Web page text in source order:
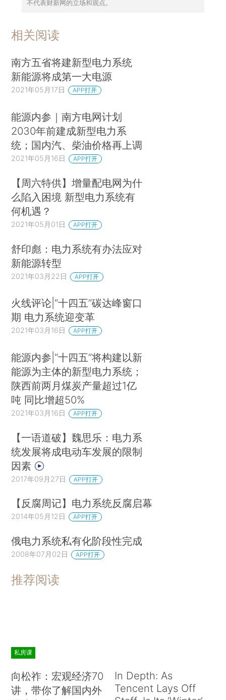
不代表财新网的立场和观点。
相关阅读
南方五省将建新型电力系统
新能源将成第一大电源
2021年05月17日 APP打开
能源内参｜南方电网计划
2030年前建成新型电力系
统；国内汽、柴油价格再上调
2021年05月16日 APP打开
【周六特供】增量配电网为什
么陷入困境 新型电力系统有
何机遇？
2021年05月01日 APP打开
舒印彪：电力系统有办法应对
新能源转型
2021年03月22日 APP打开
火线评论|“十四五”碳达峰窗口
期 电力系统迎变革
2021年03月16日 APP打开
能源内参|“十四五”将构建以新
能源为主体的新型电力系统；
陕西前两月煤炭产量超过1亿
吨 同比增超50%
2021年03月16日 APP打开
【一语道破】魏思乐：电力系
统发展将成电动车发展的限制
因素
2017年09月27日 APP打开
【反腐周记】电力系统反腐启幕
2014年05月12日 APP打开
俄电力系统私有化阶段性完成
2008年07月02日 APP打开
推荐阅读
私房课
向松祚：宏观经济70
讲，带你了解国内外
In Depth: As
Tencent Lays Off